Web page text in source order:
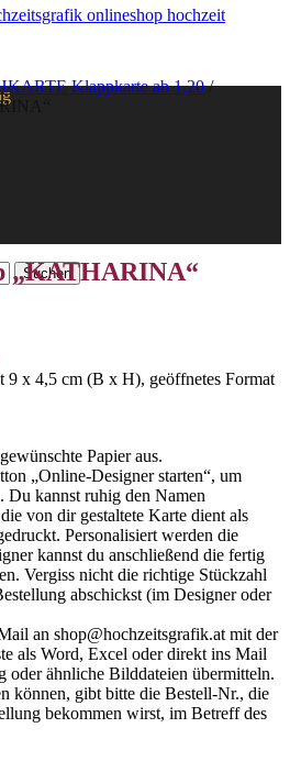
Klappkarte ab 1,20/
„KATHARINA“
9 x 4,5 cm (B x H), geöffnetes Format
Papier aus.
„Online-Designer starten“, um
Du kannst ruhig den Namen
von dir gestaltete Karte dient als
Personalisiert werden die
kannst du anschließend die fertig
Vergiss nicht die richtige Stückzahl
abschickst (im Designer oder
an shop@hochzeitsgrafik.at mit der
als Word, Excel oder direkt ins Mail
oder ähnliche Bilddateien übermitteln.
können, gibt bitte die Bestell-Nr., die
bekommen wirst, im Betreff des